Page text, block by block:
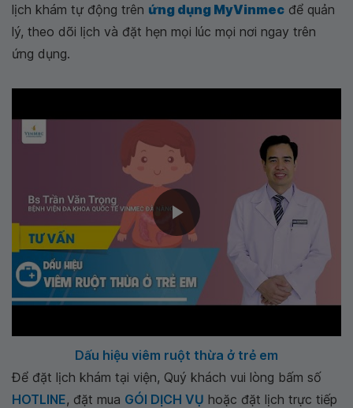
lịch khám tự động trên ứng dụng MyVinmec để quản
lý, theo dõi lịch và đặt hẹn mọi lúc mọi nơi ngay trên
ứng dụng.
Dấu hiệu viêm ruột thừa ở trẻ em
Để đặt lịch khám tại viện, Quý khách vui lòng bấm số
HOTLINE, đặt mua GÓI DỊCH VỤ hoặc đặt lịch trực tiếp